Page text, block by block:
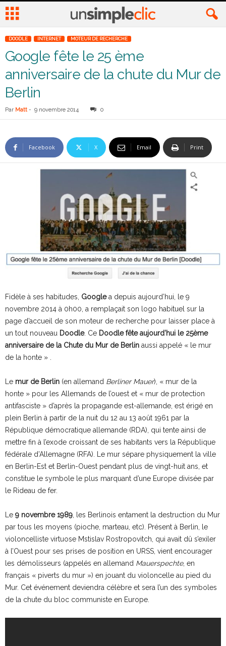
DOODLE INTERNET MOTEUR DE RECHERCHE
Google fête le 25 ème
anniversaire de la chute du Mur de
Berlin
Par Matt - 9 novembre 2014 0
Facebook X Email Print
Fidèle à ses habitudes, Googlea depuis aujourd’hui, le 9
novembre 2014 à 0h00, a remplaçait son logo habituel sur la
page d’accueil de son moteur de recherche pour laisser place à
un tout nouveau Doodle. Ce Doodle fête aujourd’hui le 25ème
anniversaire de la Chute du Mur de Berlin aussi appelé « le mur
de la honte » .
Le mur de Berlin (en allemand Berliner Mauer), « mur de la
honte » pour les Allemands de l’ouest et « mur de protection
antifasciste » d’après la propagande est-allemande, est érigé en
plein Berlin à partir de la nuit du 12 au 13 août 1961 par la
République démocratique allemande (RDA), qui tente ainsi de
mettre fin à l’exode croissant de ses habitants vers la République
fédérale d’Allemagne (RFA). Le mur sépare physiquement la ville
en Berlin-Est et Berlin-Ouest pendant plus de vingt-huit ans, et
constitue le symbole le plus marquant d’une Europe divisée par
le Rideau de fer.
Le 9 novembre 1989 , les Berlinois entament la destruction du Mur
par tous les moyens (pioche, marteau, etc). Présent à Berlin, le
violoncelliste virtuose Mstislav Rostropovitch, qui avait dû s’exiler
à l’Ouest pour ses prises de position en URSS, vient encourager
les démolisseurs (appelés en allemand Mauerspechte, en
français « piverts du mur ») en jouant du violoncelle au pied du
Mur. Cet événement deviendra célèbre et sera l’un des symboles
de la chute du bloc communiste en Europe.